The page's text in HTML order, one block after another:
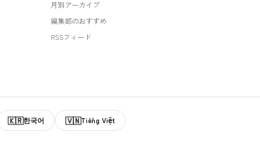
月別アーカイブ
編集部のおすすめ
RSSフィード
🇰🇷한국어 🇻🇳Tiếng Việt